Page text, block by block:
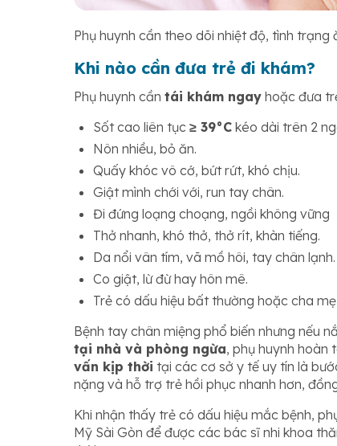
Phụ huynh cần theo dõi nhiệt độ, tình
Khi nào cần đưa trẻ đi khám?
Phụ huynh cần tái khám ngay hoặc đưa
Sốt cao liên tục ≥ 39°C kéo dài trên 2
Nôn nhiều, bỏ ăn.
Quấy khóc vô cớ, bứt rứt, khó chịu.
Giật mình chới với, run tay chân.
Đi đứng loạng choạng, ngồi không vững
Thở nhanh, khó thở, thở rít, khàn tiếng.
Da nổi vân tím, vã mồ hôi, tay chân lạnh.
Co giật, lừ đừ hay hôn mê.
Trẻ có dấu hiệu bất thường hoặc cha
Bệnh tay chân miệng phổ biến nhưng nếu
tại nhà và phòng ngừa, phụ huynh hoàn
vấn kịp thời tại các cơ sở y tế uy tín là
nặng và hỗ trợ trẻ hồi phục nhanh hơn,
Khi nhận thấy trẻ có dấu hiệu mắc bệnh,
Mỹ Sài Gòn để được các bác sĩ nhi khoa